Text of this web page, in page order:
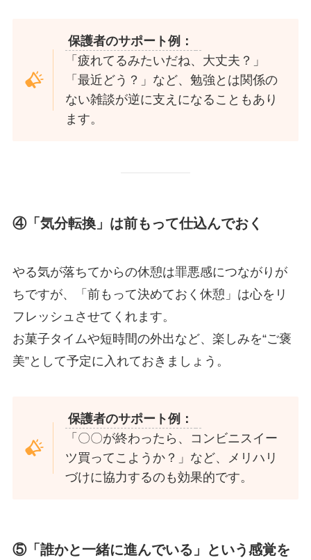
保護者のサポート例：
「疲れてるみたいだね、大丈夫？」
「最近どう？」など、勉強とは関係の
ない雑談が逆に支えになることもあり
ます。
④「気分転換」は前もって仕込んでおく
やる気が落ちてからの休憩は罪悪感につながりが
ちですが、「前もって決めておく休憩」は心をリ
フレッシュさせてくれます。
お菓子タイムや短時間の外出など、楽しみを“ご褒
美”として予定に入れておきましょう。
保護者のサポート例：
「〇〇が終わったら、コンビニスイー
ツ買ってこようか？」など、メリハリ
づけに協力するのも効果的です。
⑤「誰かと一緒に進んでいる」という感覚を